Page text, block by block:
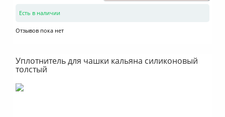
Есть в наличии
Отзывов пока нет
Уплотнитель для чашки кальяна силиконовый
толстый